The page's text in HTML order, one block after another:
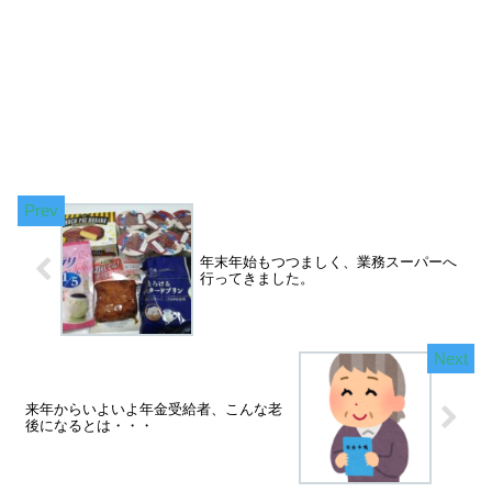
年末年始もつつましく、業務スーパーへ
行ってきました。
来年からいよいよ年金受給者、こんな老
後になるとは・・・